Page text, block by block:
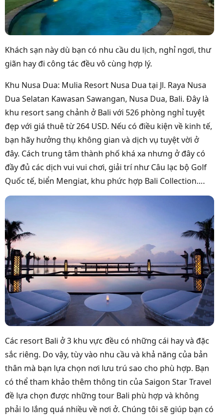
Khách sạn này dù bạn có nhu cầu du lịch, nghỉ ngơi, thư
giãn hay đi công tác đều vô cùng hợp lý.
Khu Nusa Dua: Mulia Resort Nusa Dua tại Jl. Raya Nusa
Dua Selatan Kawasan Sawangan, Nusa Dua, Bali. Đây là
khu resort sang chảnh ở Bali với 526 phòng nghỉ tuyệt
đẹp với giá thuê từ 264 USD. Nếu có điều kiện về kinh tế,
bạn hãy hưởng thụ không gian và dịch vụ tuyệt vời ở
đây. Cách trung tâm thành phố khá xa nhưng ở đây có
đầy đủ các dịch vui vui chơi, giải trí như Câu lạc bộ Golf
Quốc tế, biển Mengiat, khu phức hợp Bali Collection….
Các resort Bali ở 3 khu vực đều có những cái hay và đặc
sắc riêng. Do vậy, tùy vào nhu cầu và khả năng của bản
thân mà bạn lựa chọn nơi lưu trú sao cho phù hợp. Bạn
có thể tham khảo thêm thông tin của Saigon Star Travel
đề lựa chọn được những tour Bali phù hợp và không
phải lo lắng quá nhiều về nơi ở. Chúng tôi sẽ giúp bạn có